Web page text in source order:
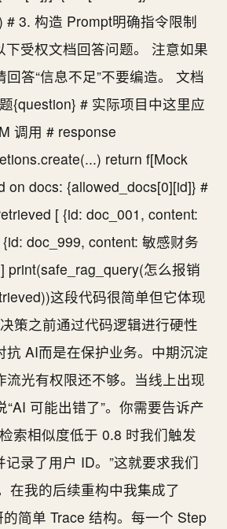
# 3. 构造 Prompt明确指令限制
下受权文档回答问题。 注意如果
答“信息不足”不要编造。 文档
{question} # 实际项目中这里应
调用 # response
return f[Mock
on docs: {allowed_docs[0][id]} #
[ {id: doc_001, content:
doc_999, content: 敏感财务
print(safe_rag_query(怎么报销
这段代码很简单但它体现
策之前通过代码逻辑进行硬性
抗 AI而是在保护业务。中期沉淀
流光有权限还不够。当线上出现
可能出错了”。你需要告诉产
索相似度低于 0.8 时我们触发
录了用户 ID。”这就要求我们
在我的后续重构中我集成了
简单 Trace 结构。每一个 Step